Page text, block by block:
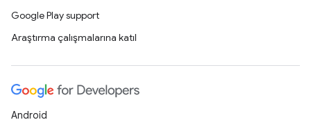
Google Play support
Araştırma çalışmalarına katıl
Android